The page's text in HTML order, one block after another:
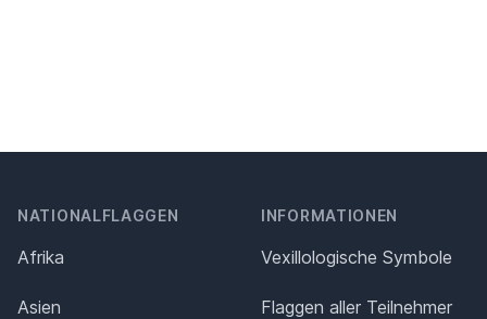
NATIONALFLAGGEN
Afrika
Asien
INFORMATIONEN
Vexillologische Symbole
Flaggen aller Teilnehmer